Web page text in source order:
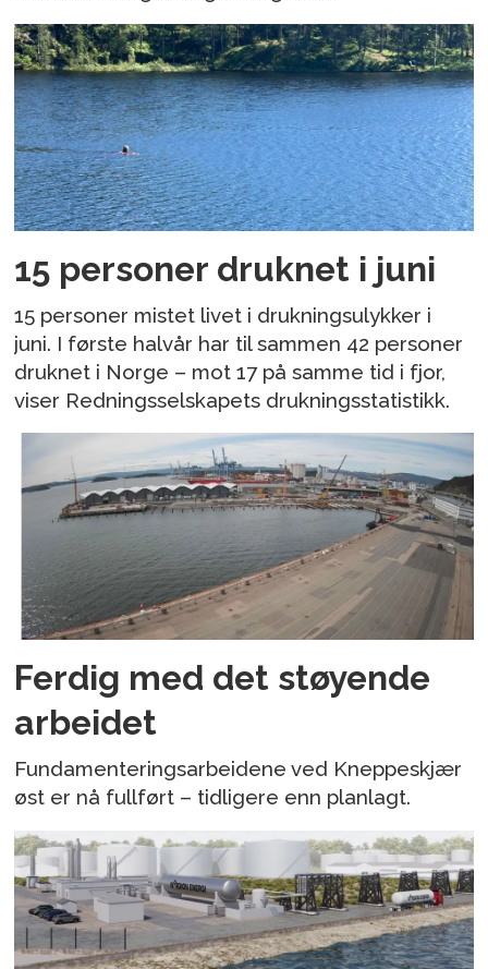
15 personer druknet i juni
15 personer mistet livet i drukningsulykker i
juni. I første halvår har til sammen 42 personer
druknet i Norge – mot 17 på samme tid i fjor,
viser Redningsselskapets drukningsstatistikk.
Ferdig med det støyende
arbeidet
Fundamenteringsarbeidene ved Kneppeskjær
øst er nå fullført – tidligere enn planlagt.